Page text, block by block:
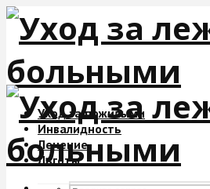
Уход за пожилыми
Инвалидность
Лечение
Льготы